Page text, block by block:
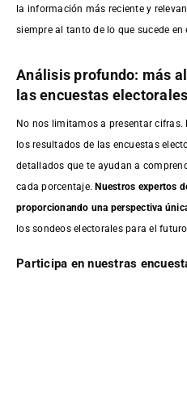
la información más reciente y
siempre al tanto de lo que sucede
Análisis profundo: más
las encuestas electorales
No nos limitamos a presentar
los resultados de las encuestas
detallados que te ayudan a
cada porcentaje. Nuestros expertos
proporcionando una perspectiva
los sondeos electorales para el
Participa en nuestras